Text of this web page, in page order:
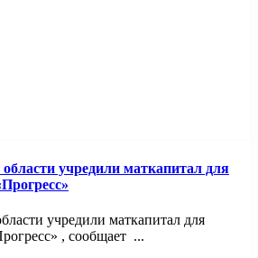
учредили маткапитал для
учредили маткапитал для
, сообщает ...